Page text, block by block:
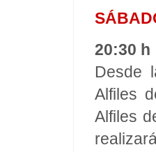
20:30 h
Desde
Alfiles
Alfiles